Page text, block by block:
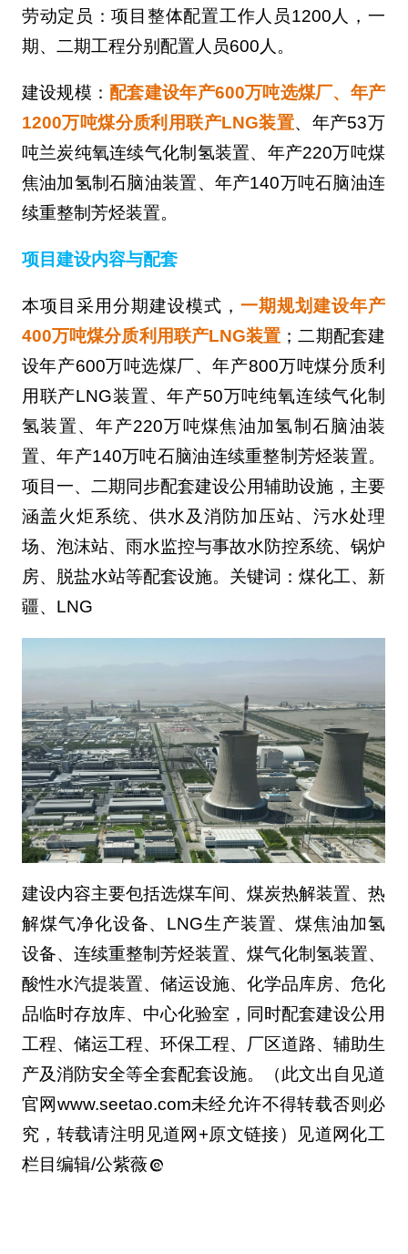
劳动定员：项目整体配置工作人员1200人，一
期、二期工程分别配置人员600人。
建设规模： 配套建设年产600万吨选煤厂、年产
1200万吨煤分质利用联产LNG装置、年产53万
吨兰炭纯氧连续气化制氢装置、年产220万吨煤
焦油加氢制石脑油装置、年产140万吨石脑油连
续重整制芳烃装置。
项目建设内容与配套
本项目采用分期建设模式， 一期规划建设年产
400万吨煤分质利用联产LNG装置 ；二期配套建
设年产600万吨选煤厂、年产800万吨煤分质利
用联产LNG装置、年产50万吨纯氧连续气化制
氢装置、年产220万吨煤焦油加氢制石脑油装
置、年产140万吨石脑油连续重整制芳烃装置。
项目一、二期同步配套建设公用辅助设施，主要
涵盖火炬系统、供水及消防加压站、污水处理
场、泡沫站、雨水监控与事故水防控系统、锅炉
房、脱盐水站等配套设施。关键词：煤化工、新
疆、LNG
建设内容主要包括选煤车间、煤炭热解装置、热
解煤气净化设备、LNG生产装置、煤焦油加氢
设备、连续重整制芳烃装置、煤气化制氢装置、
酸性水汽提装置、储运设施、化学品库房、危化
品临时存放库、中心化验室，同时配套建设公用
工程、储运工程、环保工程、厂区道路、辅助生
产及消防安全等全套配套设施。（此文出自见道
官网www.seetao.com未经允许不得转载否则必
究，转载请注明见道网+原文链接）见道网化工
栏目编辑/公紫薇